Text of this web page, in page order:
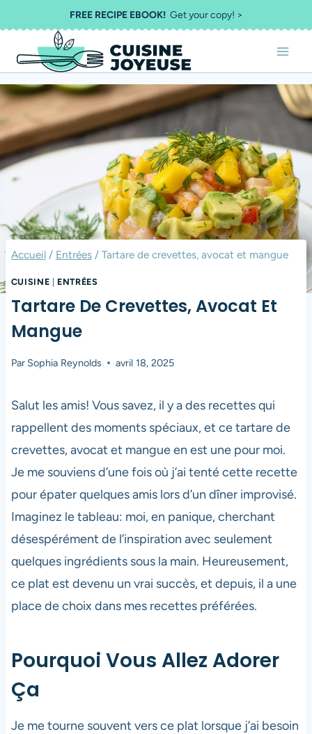
au
contenu
FREE RECIPE EBOOK!Get your copy! >
Accueil / Entrées / Tartare de crevettes, avocat et mangue
CUISINE ENTRÉES
Tartare De Crevettes, Avocat Et
Mangue
Par Sophia Reynolds avril 18, 2025
Salut les amis! Vous savez, il y a des recettes qui
rappellent des moments spéciaux, et ce tartare de
crevettes, avocat et mangue en est une pour moi.
Je me souviens d’une fois où j’ai tenté cette recette
pour épater quelques amis lors d’un dîner improvisé.
Imaginez le tableau: moi, en panique, cherchant
désespérément de l’inspiration avec seulement
quelques ingrédients sous la main. Heureusement,
ce plat est devenu un vrai succès, et depuis, il a une
place de choix dans mes recettes préférées.
Pourquoi Vous Allez Adorer
Ça
Je me tourne souvent vers ce plat lorsque j’ai besoin